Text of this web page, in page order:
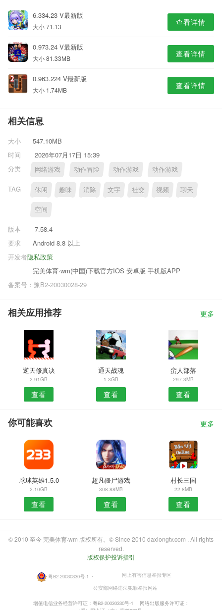
6.334.23 V最新版
大小 71.13 查看详情
0.973.24 V最新版
大小 81.33MB 查看详情
0.963.224 V最新版
大小 1.74MB 查看详情
相关信息
大小
547.10MB
时间
2026年07月17日 15:39
分类
网络游戏 动作冒险 动作游戏 动作游戏
TAG 休闲 趣味 消除 文字 社交 视频 聊天
空间
版本
7.58.4
要求
Android 8.8 以上
隐私政策
开发者
完美体育·wm(中国)下载官方IOS 安卓版 手机版APP
备案号：豫B2-20030028-29
相关应用推荐 更多
逆天修真诀
2.91GB
查看
通天战魂
1.3GB
查看
蛮人部落
297.3MB
查看
你可能喜欢 更多
球球英雄1.5.0
2.10GB
查看
超凡僵尸游戏
308.88MB
查看
村长三国
22.8MB
查看
© 2010 至今 完美体育·wm 版权所有。© Since 2010 daxiongtv.com . All rights
reserved.
版权保护投诉指引
粤B2-20030330号-1 ・
网上有害信息举报专区
公安部网络违法犯罪举报网站
增值电信业务经营许可证：粤B2-20030330号-1
网络出版服务许可证：